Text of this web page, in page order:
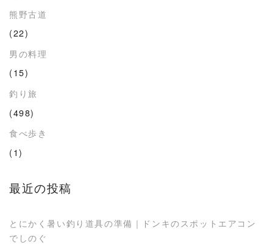
熊野古道
(22)
男の料理
(15)
釣り旅
(498)
食べ歩き
(1)
最近の投稿
とにかく暑い釣り道具の準備｜ドンキのスポットエアコン
でしのぐ